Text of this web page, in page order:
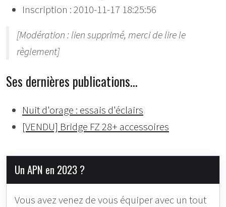
Inscription : 2010-11-17 18:25:56
[Modération : lien supprimé, merci de lire le
règlement]
Ses dernières publications…
Nuit d'orage : essais d'éclairs
[VENDU] Bridge FZ 28+ accessoires
Un APN en 2023 ?
Vous avez venez de vous équiper avec un tout